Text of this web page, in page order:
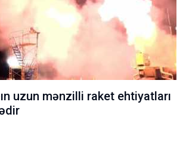
uzun mənzilli raket ehtiyatları